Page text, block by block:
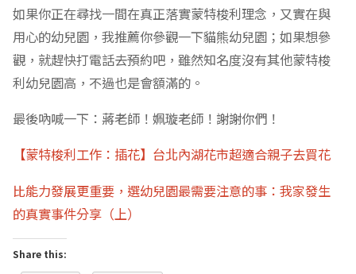
如果你正在尋找一間在真正落實蒙特梭利理念，又實在與
用心的幼兒園，我推薦你參觀一下貓熊幼兒園；如果想參
觀，就趕快打電話去預約吧，雖然知名度沒有其他蒙特梭
利幼兒園高，不過也是會額滿的。
最後吶喊一下：蔣老師！姵璇老師！謝謝你們！
【蒙特梭利工作：插花】台北內湖花市超適合親子去買花
比能力發展更重要，選幼兒園最需要注意的事：我家發生
的真實事件分享（上）
Share this: